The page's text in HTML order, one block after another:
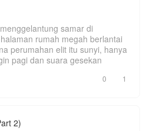
samar di
rumah megah berlantai
perumahan elit itu sunyi, hanya
pagi dan suara gesekan
0 1
2)